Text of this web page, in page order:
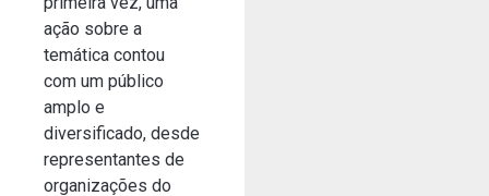
ação sobre a
temática contou
com um público
amplo e
diversificado, desde
representantes de
organizações do